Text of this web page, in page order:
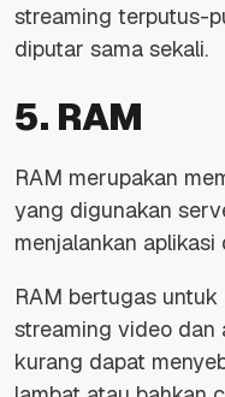
streaming terputus-
diputar sama sekali.
5. RAM
RAM merupakan
yang digunakan
menjalankan
RAM bertugas
streaming video dan
kurang dapat